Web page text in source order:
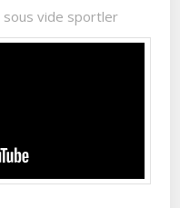
sous vide sportler